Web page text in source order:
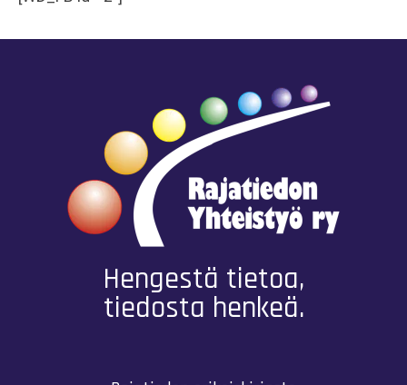
Hengestä tietoa,
tiedosta henkeä.